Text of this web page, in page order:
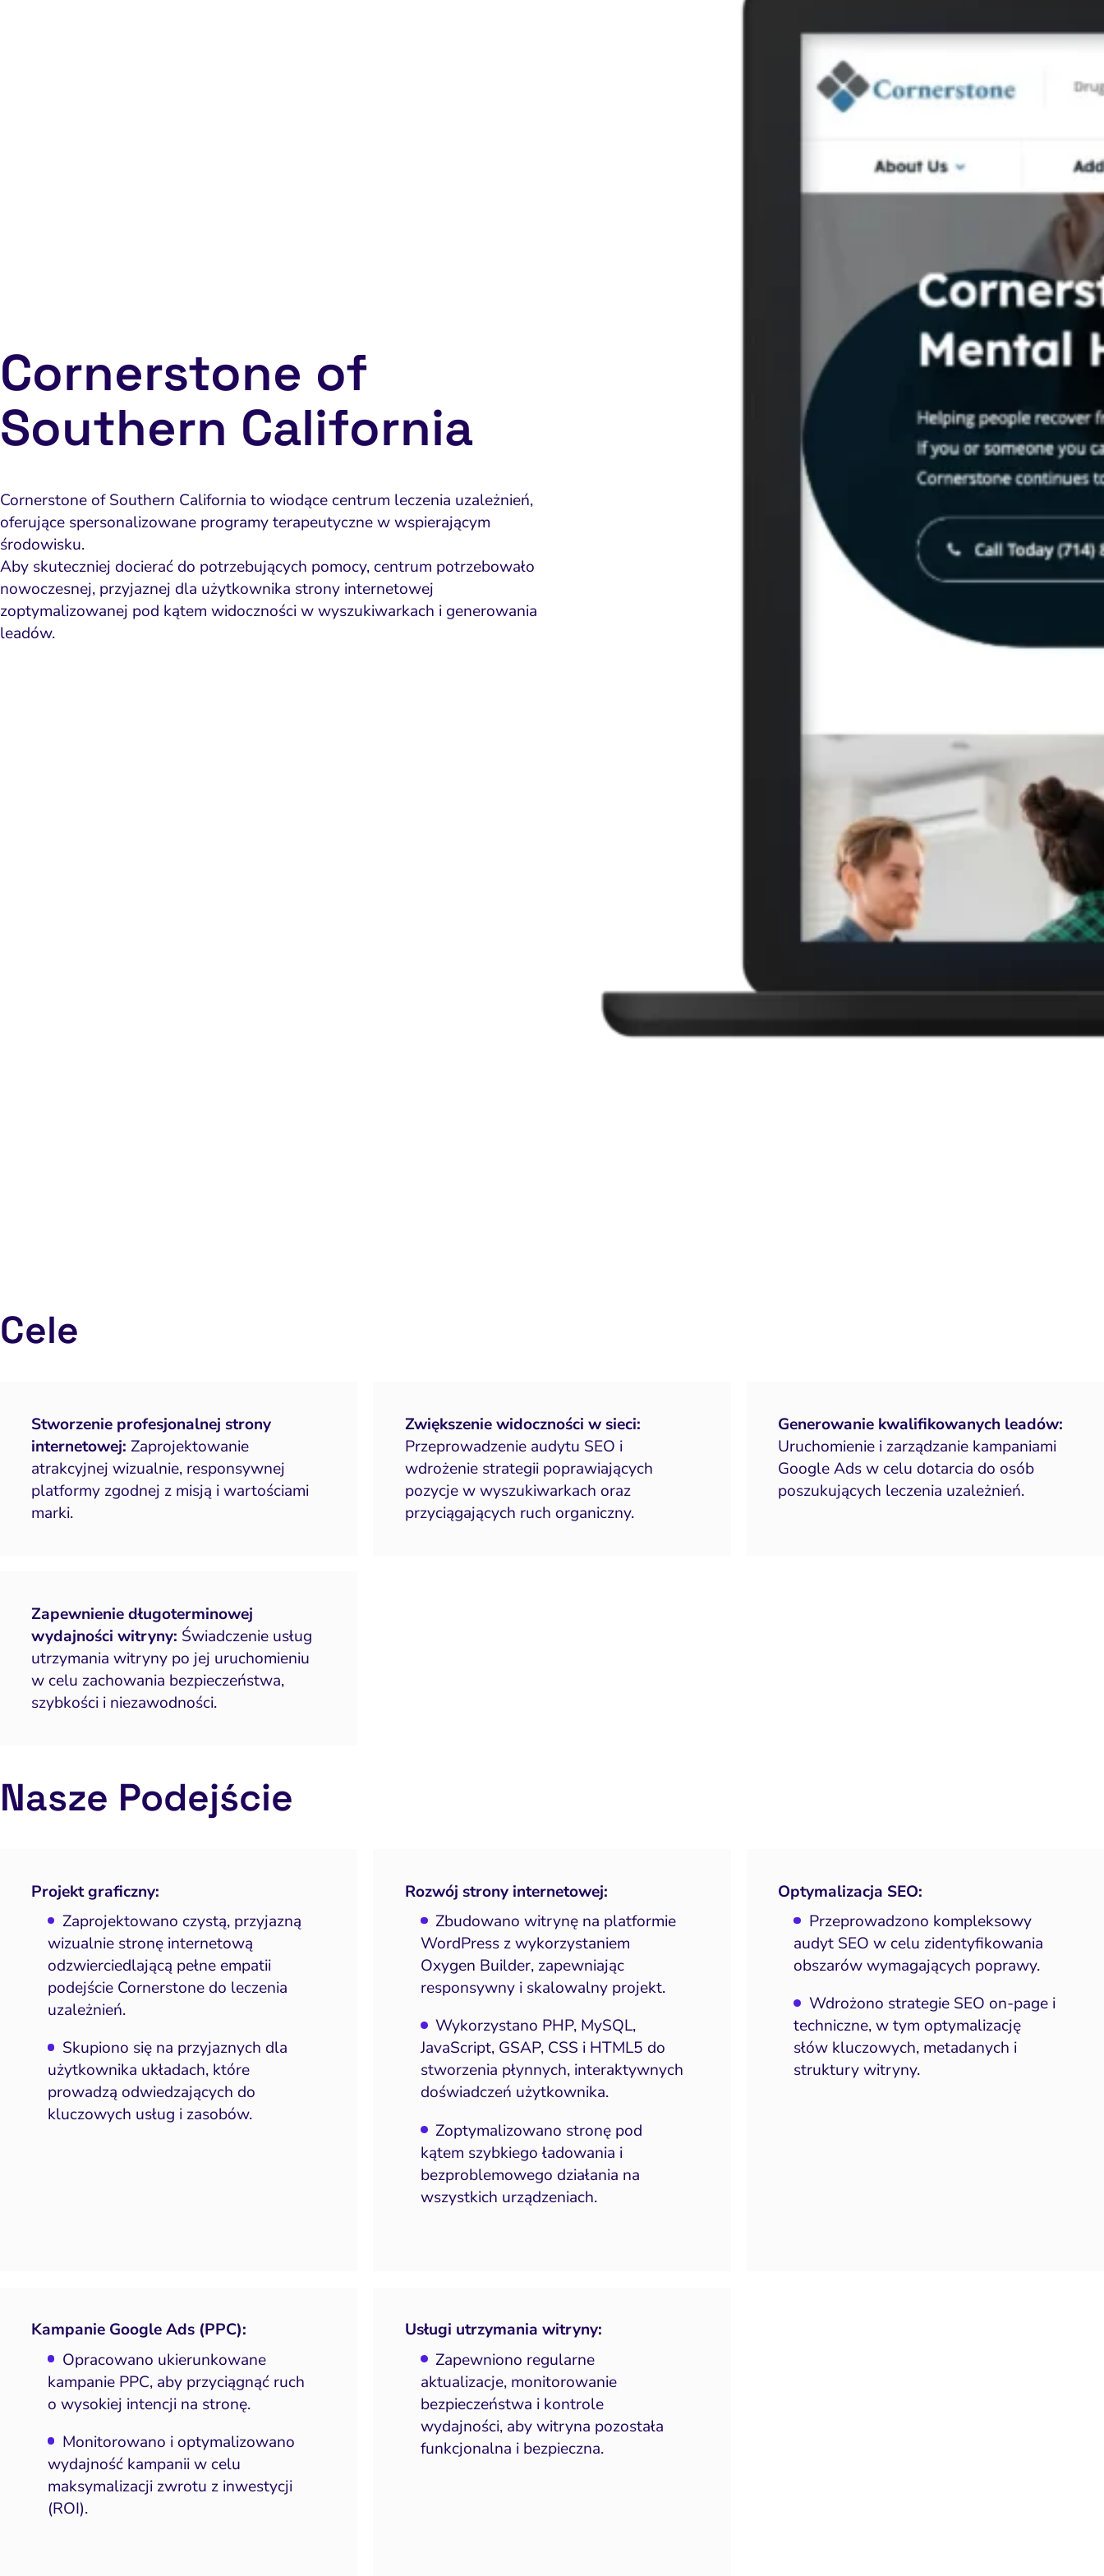
Cornerstone of
Southern California
Cornerstone of Southern California to wiodące centrum leczenia uzależnień,
oferujące spersonalizowane programy terapeutyczne w wspierającym
środowisku.
Aby skuteczniej docierać do potrzebujących pomocy, centrum potrzebowało
nowoczesnej, przyjaznej dla użytkownika strony internetowej
zoptymalizowanej pod kątem widoczności w wyszukiwarkach i generowania
leadów.
Cele
Stworzenie profesjonalnej strony
internetowej: Zaprojektowanie
atrakcyjnej wizualnie, responsywnej
platformy zgodnej z misją i wartościami
marki.
Zwiększenie widoczności w sieci:
Przeprowadzenie audytu SEO i
wdrożenie strategii poprawiających
pozycje w wyszukiwarkach oraz
przyciągających ruch organiczny.
Generowanie kwalifikowanych leadów:
Uruchomienie i zarządzanie kampaniami
Google Ads w celu dotarcia do osób
poszukujących leczenia uzależnień.
Zapewnienie długoterminowej
wydajności witryny: Świadczenie usług
utrzymania witryny po jej uruchomieniu
w celu zachowania bezpieczeństwa,
szybkości i niezawodności.
Nasze Podejście
Projekt graficzny:
Zaprojektowano czystą, przyjazną
wizualnie stronę internetową
odzwierciedlającą pełne empatii
podejście Cornerstone do leczenia
uzależnień.
Skupiono się na przyjaznych dla
użytkownika układach, które
prowadzą odwiedzających do
kluczowych usług i zasobów.
Rozwój strony internetowej:
Zbudowano witrynę na platformie
WordPress z wykorzystaniem
Oxygen Builder, zapewniając
responsywny i skalowalny projekt.
Wykorzystano PHP, MySQL,
JavaScript, GSAP, CSS i HTML5 do
stworzenia płynnych, interaktywnych
doświadczeń użytkownika.
Zoptymalizowano stronę pod
kątem szybkiego ładowania i
bezproblemowego działania na
wszystkich urządzeniach.
Optymalizacja SEO:
Przeprowadzono kompleksowy
audyt SEO w celu zidentyfikowania
obszarów wymagających poprawy.
Wdrożono strategie SEO on-page i
techniczne, w tym optymalizację
słów kluczowych, metadanych i
struktury witryny.
Kampanie Google Ads (PPC):
Opracowano ukierunkowane
kampanie PPC, aby przyciągnąć ruch
o wysokiej intencji na stronę.
Monitorowano i optymalizowano
wydajność kampanii w celu
maksymalizacji zwrotu z inwestycji
(ROI).
Usługi utrzymania witryny:
Zapewniono regularne
aktualizacje, monitorowanie
bezpieczeństwa i kontrole
wydajności, aby witryna pozostała
funkcjonalna i bezpieczna.